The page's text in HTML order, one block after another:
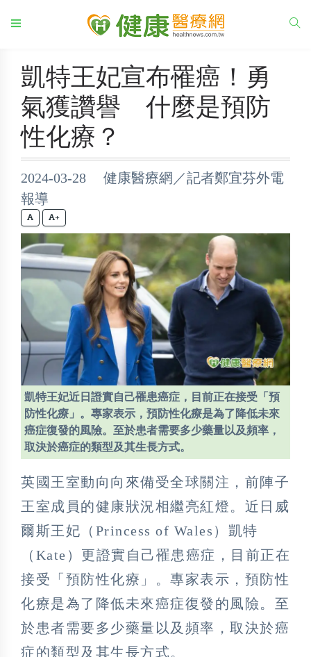
凱特王妃宣布罹癌！勇
氣獲讚譽 什麼是預防
性化療？
2024-03-28 健康醫療網／記者鄭宜芬外電
報導
+
凱特王妃近日證實自己罹患癌症，目前正在接受「預
防性化療」。專家表示，預防性化療是為了降低未來
癌症復發的風險。至於患者需要多少藥量以及頻率，
取決於癌症的類型及其生長方式。
英國王室動向向來備受全球關注，前陣子
王室成員的健康狀況相繼亮紅燈。近日威
爾斯王妃（Princess of Wales）凱特
（Kate）更證實自己罹患癌症，目前正在
接受「預防性化療」。專家表示，預防性
化療是為了降低未來癌症復發的風險。至
於患者需要多少藥量以及頻率，取決於癌
症的類型及其生長方式。